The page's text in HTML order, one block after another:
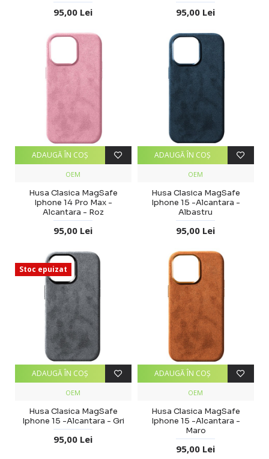
95,00 Lei 95,00 Lei
OEM
Husa Clasica MagSafe
Iphone 14 Pro Max -
Alcantara - Roz
95,00 Lei
ADAUGĂ ÎN COŞ
OEM
Husa Clasica MagSafe
Iphone 15 -Alcantara -
Albastru
95,00 Lei
ADAUGĂ ÎN COŞ
Stoc epuizat
OEM
Husa Clasica MagSafe
Iphone 15 -Alcantara - Gri
95,00 Lei
ADAUGĂ ÎN COŞ
OEM
Husa Clasica MagSafe
Iphone 15 -Alcantara -
Maro
95,00 Lei
ADAUGĂ ÎN COŞ